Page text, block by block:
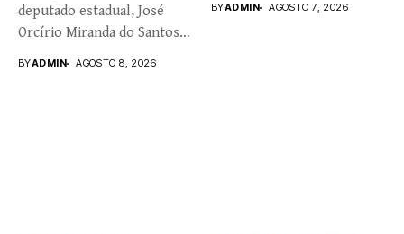
deputado estadual, José
Orcírio Miranda do Santos,
BYADMIN AGOSTO 8, 2026
BYADMIN AGOSTO 7, 2026